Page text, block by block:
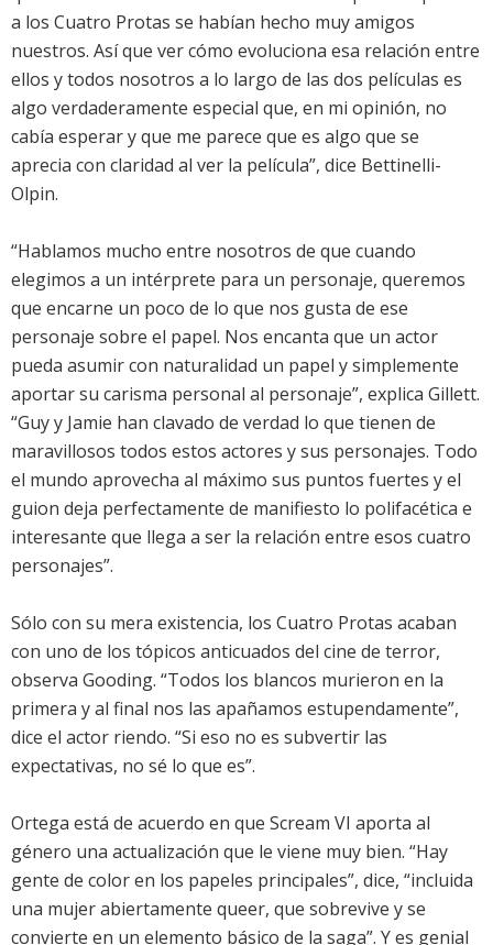
a los Cuatro Protas se habían hecho muy amigos
nuestros. Así que ver cómo evoluciona esa relación entre
ellos y todos nosotros a lo largo de las dos películas es
algo verdaderamente especial que, en mi opinión, no
cabía esperar y que me parece que es algo que se
aprecia con claridad al ver la película”, dice Bettinelli-
Olpin.
“Hablamos mucho entre nosotros de que cuando
elegimos a un intérprete para un personaje, queremos
que encarne un poco de lo que nos gusta de ese
personaje sobre el papel. Nos encanta que un actor
pueda asumir con naturalidad un papel y simplemente
aportar su carisma personal al personaje”, explica Gillett.
“Guy y Jamie han clavado de verdad lo que tienen de
maravillosos todos estos actores y sus personajes. Todo
el mundo aprovecha al máximo sus puntos fuertes y el
guion deja perfectamente de manifiesto lo polifacética e
interesante que llega a ser la relación entre esos cuatro
personajes”.
Sólo con su mera existencia, los Cuatro Protas acaban
con uno de los tópicos anticuados del cine de terror,
observa Gooding. “Todos los blancos murieron en la
primera y al final nos las apañamos estupendamente”,
dice el actor riendo. “Si eso no es subvertir las
expectativas, no sé lo que es”.
Ortega está de acuerdo en que Scream VI aporta al
género una actualización que le viene muy bien. “Hay
gente de color en los papeles principales”, dice, “incluida
una mujer abiertamente queer, que sobrevive y se
convierte en un elemento básico de la saga”. Y es genial